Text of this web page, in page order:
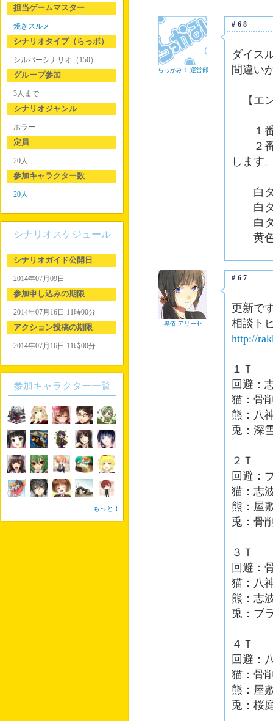
らっかみ！ 運営部
#68
ダイス
間違い
【エ
１番
２番
します
白ダ
白ダ
白ダ
黄色
黒依 アリーセ
#67
更新で
相談ト
http://
１Ｔ
回避：
猫：骨
熊：八
兎：深
２Ｔ
回避：
猫：志
熊：屋
兎：骨
３Ｔ
回避：
猫：八
熊：志
兎：ブ
４Ｔ
回避：
猫：骨
熊：屋
兎：桜
担当ゲームマスター
焼きスルメ
シナリオタイプ（らっポ）
シルバーシナリオ（150）
グループ参加
3人まで
シナリオジャンル
ホラー
定員
20人
参加キャラクター数
20人
シナリオスケジュール
シナリオガイド公開日
2014年07月09日
参加申し込みの期限
2014年07月16日 11時00分
アクション投稿の期限
2014年07月16日 11時00分
参加キャラクター一覧
もっと！